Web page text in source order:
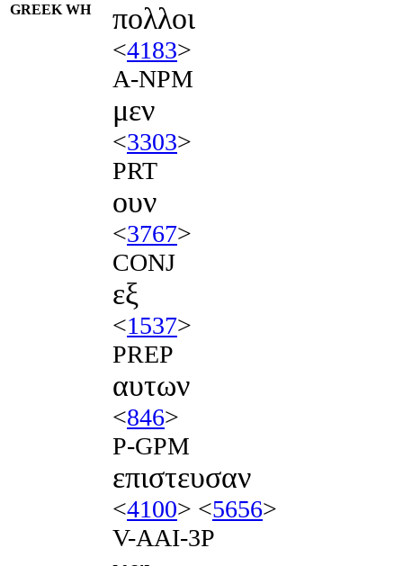
GREEK WH πολλοι
<4183>
A-NPM
μεν
<3303>
PRT
ουν
<3767>
CONJ
εξ
<1537>
PREP
αυτων
<846>
P-GPM
επιστευσαν
<4100> <5656>
V-AAI-3P